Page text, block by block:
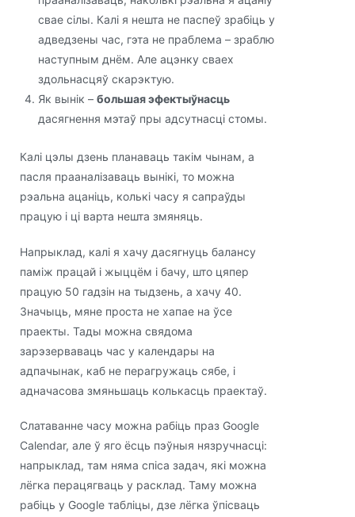
свае сілы. Калі я нешта не паспеў зрабіць у
адведзены час, гэта не праблема – зраблю
наступным днём. Але ацэнку сваех
здольнасцяў скарэктую.
Як вынік –большая эфектыўнасць
дасягнення мэтаў пры адсутнасці стомы.
Калі цэлы дзень планаваць такім чынам, а
пасля прааналізаваць вынікі, то можна
рэальна ацаніць, колькі часу я сапраўды
працую і ці варта нешта змяняць.
Напрыклад, калі я хачу дасягнуць балансу
паміж працай і жыццём і бачу, што цяпер
працую 50 гадзін на тыдзень, а хачу 40.
Значыць, мяне проста не хапае на ўсе
праекты. Тады можна свядома
зарэзерваваць час у календары на
адпачынак, каб не перагружаць сябе, і
адначасова змяньшаць колькасць праектаў.
Слатаванне часу можна рабіць праз Google
Calendar, але ў яго ёсць пэўныя нязручнасці:
напрыклад, там няма спіса задач, які можна
лёгка перацягваць у расклад. Таму можна
рабіць у Google табліцы, дзе лёгка ўпісваць